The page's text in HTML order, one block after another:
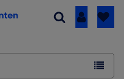
Inloggen